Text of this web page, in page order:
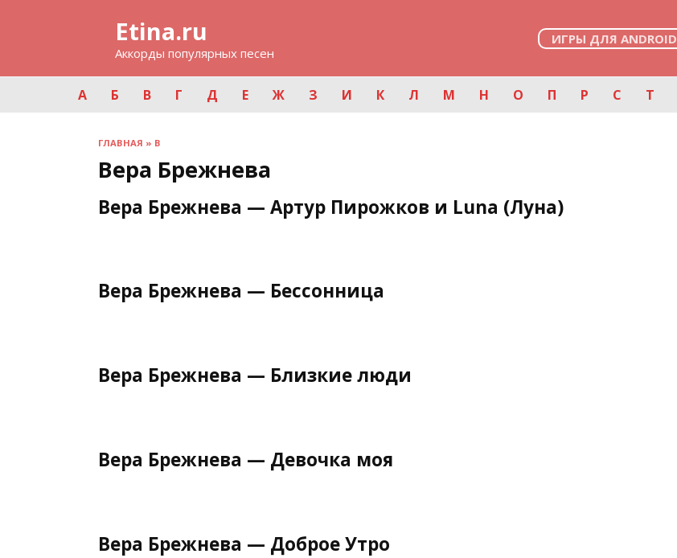
Etina.ru
Аккорды популярных песен
ИГРЫ ДЛЯ ANDROID
А Б В Г Д Е Ж З И К Л М Н О П Р С Т
ГЛАВНАЯ » В
Вера Брежнева
Вера Брежнева — Артур Пирожков и Luna (Луна)
Вера Брежнева — Бессонница
Вера Брежнева — Близкие люди
Вера Брежнева — Девочка моя
Вера Брежнева — Доброе Утро